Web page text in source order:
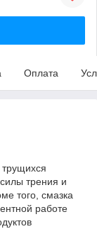
Оплата
трения и
того, смазка
работе